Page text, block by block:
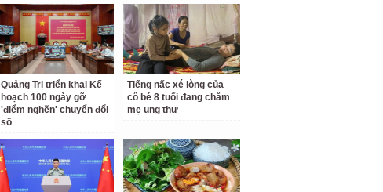
Quảng Trị triển khai Kế
hoạch 100 ngày gỡ
'điểm nghẽn' chuyển đổi
số
Tiếng nấc xé lòng của
cô bé 8 tuổi đang chăm
mẹ ung thư